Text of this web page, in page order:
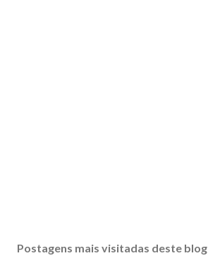
Postagens mais visitadas deste blog